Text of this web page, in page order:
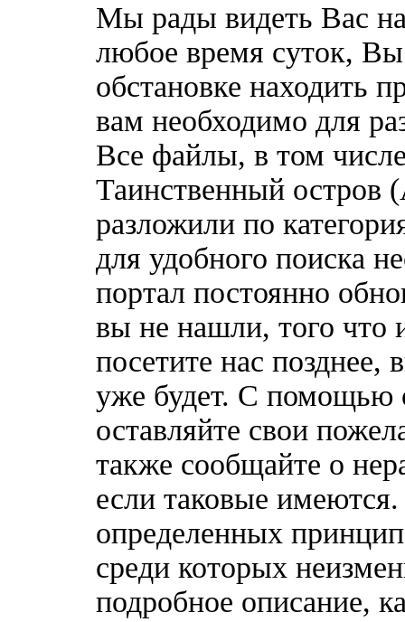
Мы рады видеть Вас
любое время суток,
обстановке находить
вам необходимо для
Все файлы, в том
Таинственный остров
разложили по
для удобного поиска
портал постоянно
вы не нашли, того что
посетите нас позднее,
уже будет. С помощью
оставляйте свои
также сообщайте о
если таковые
определенных
среди которых
подробное описание,